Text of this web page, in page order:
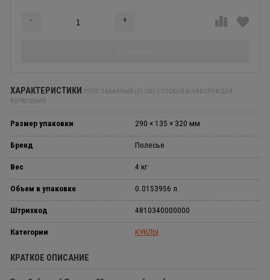
- +
ХАРАКТЕРИСТИКИ
ПУПС ЗАБАВНЫЙ (35 СМ) С СОСКОЙ И НАБОРОМ ДЛЯ
КОРМЛЕНИЯ
Размер упаковки 290 × 135 × 320 мм
Бренд Полесье
Вес 4 кг
Объем в упаковке 0.0153956 л
Штрихкод 4810340000000
Категории КУКЛЫ
КРАТКОЕ ОПИСАНИЕ